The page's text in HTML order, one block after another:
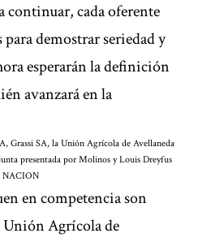
continuar, cada oferente
demostrar seriedad y
esperarán la definición
avanzará en la
Grassi SA, la Unión Agrícola de Avellaneda
presentada por Molinos y Louis Dreyfus
NACION
en competencia son
Unión Agrícola de